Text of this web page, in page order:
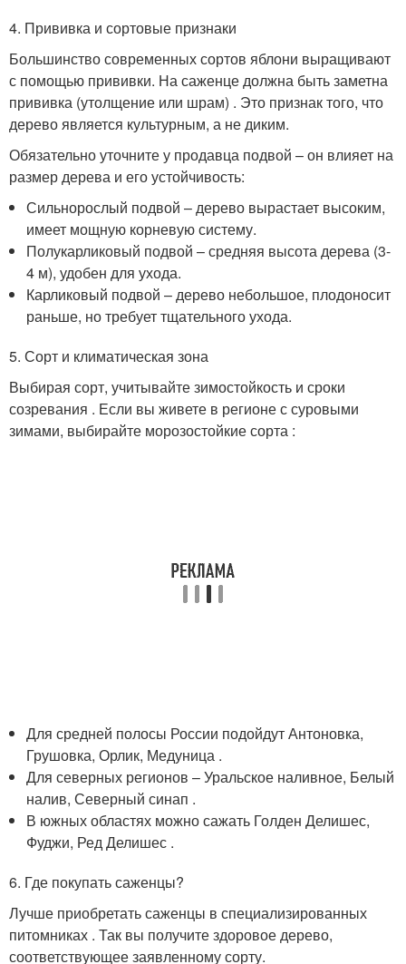
4. Прививка и сортовые признаки
Большинство современных сортов яблони выращивают
с помощью прививки. На саженце должна быть заметна
прививка (утолщение или шрам) . Это признак того, что
дерево является культурным, а не диким.
Обязательно уточните у продавца подвой – он влияет на
размер дерева и его устойчивость:
Сильнорослый подвой – дерево вырастает высоким,
имеет мощную корневую систему.
Полукарликовый подвой – средняя высота дерева (3-
4 м), удобен для ухода.
Карликовый подвой – дерево небольшое, плодоносит
раньше, но требует тщательного ухода.
5. Сорт и климатическая зона
Выбирая сорт, учитывайте зимостойкость и сроки
созревания . Если вы живете в регионе с суровыми
зимами, выбирайте морозостойкие сорта :
Для средней полосы России подойдут Антоновка,
Грушовка, Орлик, Медуница .
Для северных регионов – Уральское наливное, Белый
налив, Северный синап .
В южных областях можно сажать Голден Делишес,
Фуджи, Ред Делишес .
6. Где покупать саженцы?
Лучше приобретать саженцы в специализированных
питомниках . Так вы получите здоровое дерево,
соответствующее заявленному сорту.